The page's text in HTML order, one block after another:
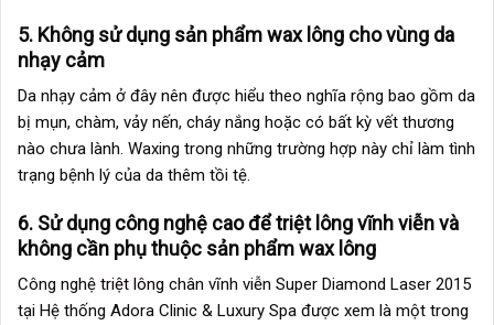
5. Không sử dụng sản phẩm wax lông cho vùng da
nhạy cảm
Da nhạy cảm ở đây nên được hiểu theo nghĩa rộng bao gồm da
bị mụn, chàm, vảy nến, cháy nắng hoặc có bất kỳ vết thương
nào chưa lành. Waxing trong những trường hợp này chỉ làm tình
trạng bệnh lý của da thêm tồi tệ.
6. Sử dụng công nghệ cao để triệt lông vĩnh viễn và
không cần phụ thuộc sản phẩm wax lông
Công nghệ triệt lông chân vĩnh viễn Super Diamond Laser 2015
tại Hệ thống Adora Clinic & Luxury Spa được xem là một trong